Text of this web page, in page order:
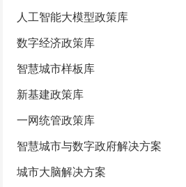
人工智能大模型政策库
数字经济政策库
智慧城市样板库
新基建政策库
一网统管政策库
智慧城市与数字政府解决方案
城市大脑解决方案